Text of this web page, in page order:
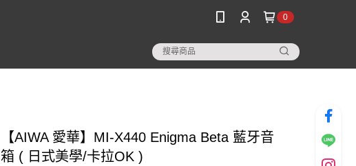
0
【AIWA 愛華】MI-X440 Enigma Beta 藍牙音
箱 ( 日式美學/卡拉OK )